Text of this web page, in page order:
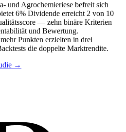
und Agrochemieriese befreit sich
6% Dividende erreicht 2 von 10
— zehn binäre Kriterien
und Bewertung.
Punkten erzielten in drei
die doppelte Marktrendite.
→